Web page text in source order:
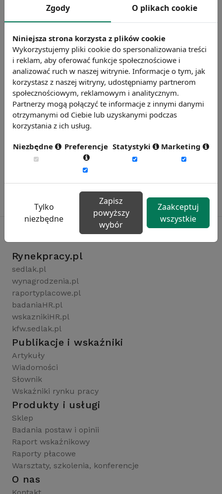
Lewiatan i Polska Izba Informatyki i
Telekomunikacji.
Chcesz wiedzieć więcej?
Zobacz więcej wiadomości
Rynekpracy.pl
sedlak.pl
wynagrodzenia.pl
raportyplacowe.pl
badaniaHR.pl
wskaznikiHR.pl
kfw.sedlak.pl
Publikacje i wskaźniki
Artykuły
Wiadomości
Słownik
Wskaźniki rynku pracy
Produkty i usługi
Sklep
Badania postaw i opinii
Raport wskaźnikowy
Raporty płacowe
Warsztaty, szkolenia, konferencje
O nas
Zgody O plikach cookie
Niniejsza strona korzysta z plików cookie
Wykorzystujemy pliki cookie do spersonalizowania treści
i reklam, aby oferować funkcje społecznościowe i
analizować ruch w naszej witrynie. Informacje o tym, jak
korzystasz z naszej witryny, udostępniamy partnerom
społecznościowym, reklamowym i analitycznym.
Partnerzy mogą połączyć te informacje z innymi danymi
otrzymanymi od Ciebie lub uzyskanymi podczas
korzystania z ich usług.
Niezbędne Preferencje Statystyki Marketing
Tylko
niezbędne
Zapisz
powyższy
wybór
Zaakceptuj
wszystkie